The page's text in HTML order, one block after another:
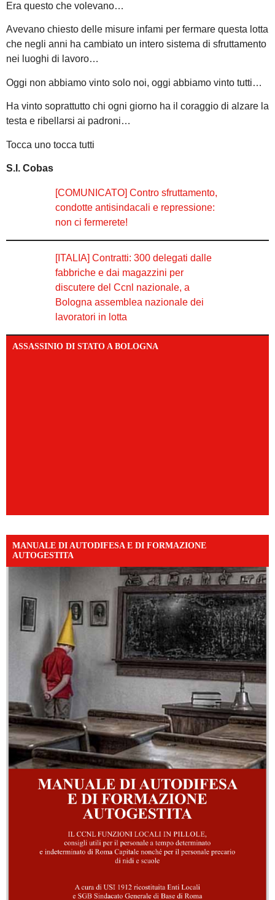
Era questo che volevano…
Avevano chiesto delle misure infami per fermare questa lotta
che negli anni ha cambiato un intero sistema di sfruttamento
nei luoghi di lavoro…
Oggi non abbiamo vinto solo noi, oggi abbiamo vinto tutti…
Ha vinto soprattutto chi ogni giorno ha il coraggio di alzare la
testa e ribellarsi ai padroni…
Tocca uno tocca tutti
S.I. Cobas
[COMUNICATO] Contro sfruttamento,
condotte antisindacali e repressione:
non ci fermerete!
[ITALIA] Contratti: 300 delegati dalle
fabbriche e dai magazzini per
discutere del Ccnl nazionale, a
Bologna assemblea nazionale dei
lavoratori in lotta
ASSASSINIO DI STATO A BOLOGNA
MANUALE DI AUTODIFESA E DI FORMAZIONE
AUTOGESTITA